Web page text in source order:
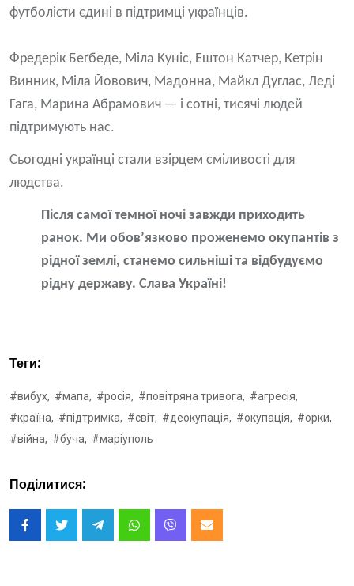
футболісти єдині в підтримці українців.
Фредерік Беґбеде, Міла Куніс, Ештон Катчер, Кетрін
Винник, Міла Йовович, Мадонна, Майкл Дуглас, Леді
Гага, Марина Абрамович — і сотні, тисячі людей
підтримують нас.
Сьогодні українці стали взірцем сміливості для
людства.
Після самої темної ночі завжди приходить
ранок. Ми обовʼязково проженемо окупантів з
рідної землі, станемо сильніші та відбудуємо
рідну державу. Слава Україні!
Теги:
#вибух, #мапа, #росія, #повітряна тривога, #агресія,
#країна, #підтримка, #світ, #деокупація, #окупація, #орки,
#війна, #буча, #маріуполь
Поділитися: